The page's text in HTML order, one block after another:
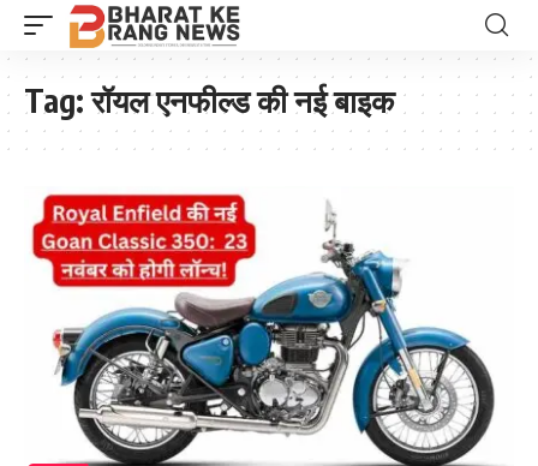
Tag:रॉयल एनफील्ड की नई बाइक